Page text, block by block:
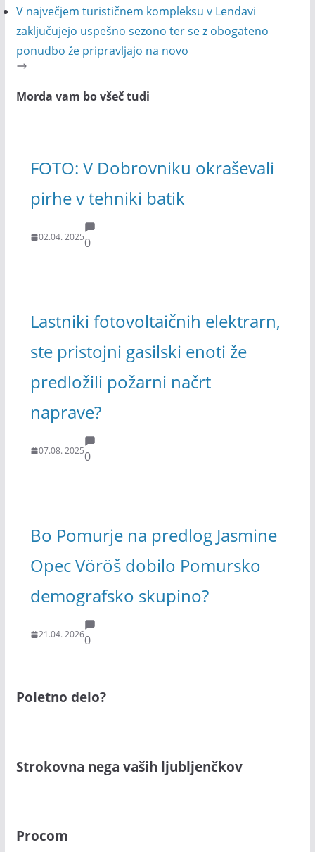
V največjem turističnem kompleksu v Lendavi
zaključujejo uspešno sezono ter se z obogateno
ponudbo že pripravljajo na novo
Morda vam bo všeč tudi
FOTO: V Dobrovniku okraševali
pirhe v tehniki batik
02.04. 20250
Lastniki fotovoltaičnih elektrarn,
ste pristojni gasilski enoti že
predložili požarni načrt
naprave?
07.08. 20250
Bo Pomurje na predlog Jasmine
Opec Vöröš dobilo Pomursko
demografsko skupino?
21.04. 20260
Poletno delo?
Strokovna nega vaših ljubljenčkov
Procom